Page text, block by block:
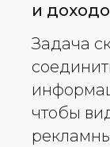
и
Задача
чтобы